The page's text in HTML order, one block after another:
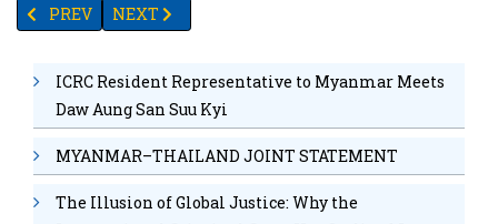
PREVIOUS ARTICLE: နိုင်ငံတော်၏ စီးပွားရေး၊ ပညာရေးကဏ္ဍ
PREV NEXT ARTICLE: ရန်ကုန်၌ ကျင်းပမည့် 10TH AGRI
NEXT
ICRC Resident Representative to Myanmar Meets
Daw Aung San Suu Kyi
MYANMAR–THAILAND JOINT STATEMENT
The Illusion of Global Justice: Why the